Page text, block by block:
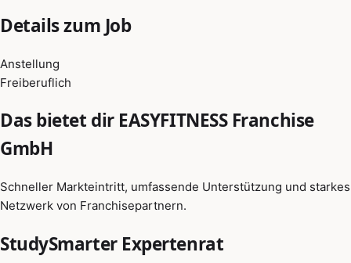
Details zum Job
Anstellung
Freiberuflich
Das bietet dir EASYFITNESS Franchise
GmbH
Schneller Markteintritt, umfassende Unterstützung und starkes
Netzwerk von Franchisepartnern.
StudySmarter Expertenrat